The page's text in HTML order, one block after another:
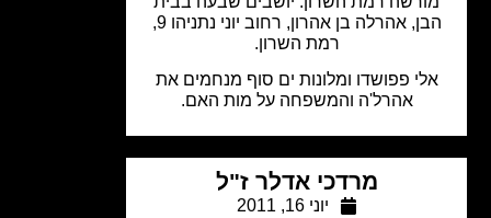
הבן, אהרלה בן אהרון, רחוב יוני נתניהו 9,
רמת השרון.
פפושדו ומלונות ים סוף מנחמים את
אהרל'ה והמשפחה על מות האם.
מרדכי אדלר ז"ל